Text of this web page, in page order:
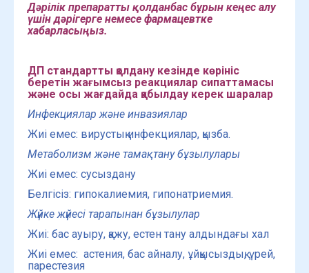
Дәрілік препаратты қолданбас бұрын кеңес алу
үшін дәрігерге немесе фармацевтке
хабарласыңыз.
ДП стандартты қолдану кезінде көрініс
беретін жағымсыз реакциялар сипаттамасы
және осы жағдайда қабылдау керек шаралар
Инфекциялар және инвазиялар
Жиі емес: вирустық инфекциялар, қызба.
Метаболизм және тамақтану бұзылулары
Жиі емес: сусыздану
Белгісіз: гипокалиемия, гипонатриемия.
Жүйке жүйесі тарапынан бұзылулар
Жиі: бас ауыру, қажу, естен тану алдындағы хал
Жиі емес: астения, бас айналу, ұйқысыздық, үрей,
парестезия